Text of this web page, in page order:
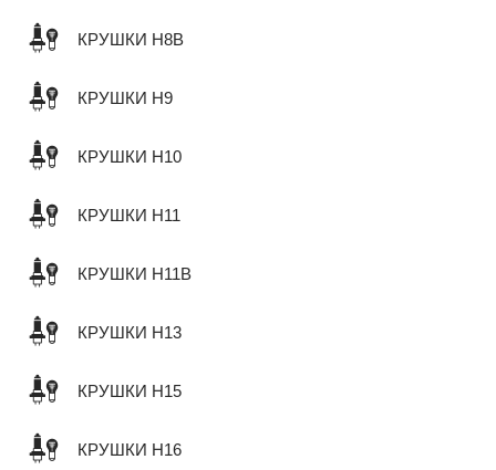
КРУШКИ H8B
КРУШКИ H9
КРУШКИ H10
КРУШКИ H11
КРУШКИ H11B
КРУШКИ H13
КРУШКИ H15
КРУШКИ H16